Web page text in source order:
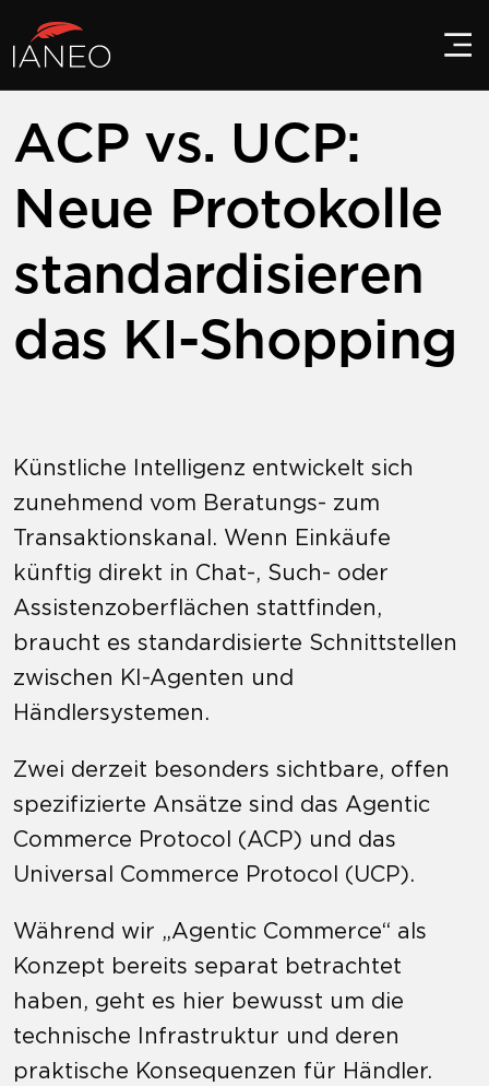
ACP vs. UCP:
Neue Protokolle
standardisieren
das KI-Shopping
Künstliche Intelligenz entwickelt sich
zunehmend vom Beratungs- zum
Transaktionskanal. Wenn Einkäufe
künftig direkt in Chat-, Such- oder
Assistenzoberflächen stattfinden,
braucht es standardisierte Schnittstellen
zwischen KI-Agenten und
Händlersystemen.
Zwei derzeit besonders sichtbare, offen
spezifizierte Ansätze sind das Agentic
Commerce Protocol (ACP) und das
Universal Commerce Protocol (UCP).
Während wir „Agentic Commerce“ als
Konzept bereits separat betrachtet
haben, geht es hier bewusst um die
technische Infrastruktur und deren
praktische Konsequenzen für Händler.